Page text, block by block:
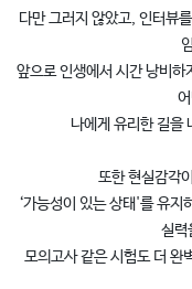
다만 그러지 않았고, 인터뷰
앞으로 인생에서 시간 낭비하
나에게 유리한 길을
또한 현실감각
‘가능성이 있는 상태'를 유지
실력
모의고사 같은 시험도 더 완